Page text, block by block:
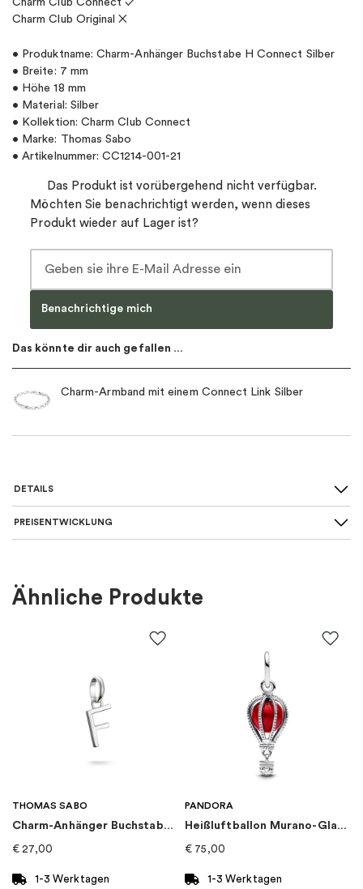
Charm Club Connect ✓
Charm Club Original ✕
• Produktname: Charm-Anhänger Buchstabe H Connect Silber
• Breite: 7 mm
• Höhe 18 mm
• Material: Silber
• Kollektion: Charm Club Connect
• Marke: Thomas Sabo
• Artikelnummer: CC1214-001-21
Das Produkt ist vorübergehend nicht verfügbar.
Möchten Sie benachrichtigt werden, wenn dieses
Produkt wieder auf Lager ist?
Benachrichtige mich
Das könnte dir auch gefallen …
Charm-Armband mit einem Connect Link Silber
DETAILS
Für wen:
Art von Charme: Charm-anhänger
Kollektion: Charm Club Connect
PREISENTWICKLUNG
Ähnliche Produkte
THOMAS SABO
Charm-Anhänger Buchstabe F Connect Silber
€ 27,00
1-3 Werktagen
PANDORA
Heißluftballon Murano-Glas Charm-Anhänger
€ 75,00
1-3 Werktagen